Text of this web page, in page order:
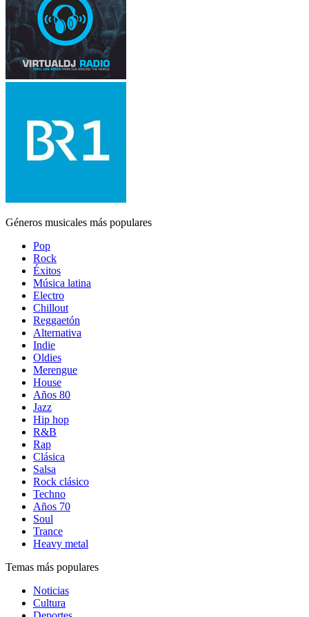
Géneros musicales más populares
Pop
Rock
Éxitos
Música latina
Electro
Chillout
Reggaetón
Alternativa
Indie
Oldies
Merengue
House
Años 80
Jazz
Hip hop
R&B
Rap
Clásica
Salsa
Rock clásico
Techno
Años 70
Soul
Trance
Heavy metal
Temas más populares
Noticias
Cultura